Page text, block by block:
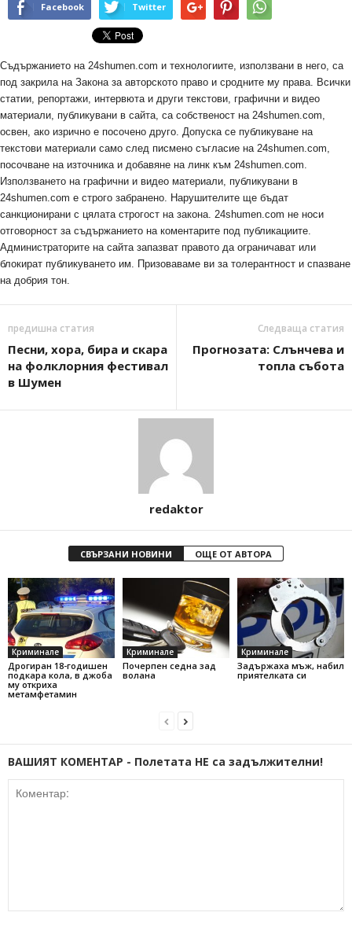
Facebook Twitter
Съдържанието на 24shumen.com и технологиите, използвани в него, са
под закрила на Закона за авторското право и сродните му права. Всички
статии, репортажи, интервюта и други текстови, графични и видео
материали, публикувани в сайта, са собственост на 24shumen.com,
освен, ако изрично е посочено друго. Допуска се публикуване на
текстови материали само след писмено съгласие на 24shumen.com,
посочване на източника и добавяне на линк към 24shumen.com.
Използването на графични и видео материали, публикувани в
24shumen.com е строго забранено. Нарушителите ще бъдат
санкционирани с цялата строгост на закона. 24shumen.com не носи
отговорност за съдържанието на коментарите под публикациите.
Администраторите на сайта запазват правото да ограничават или
блокират публикуването им. Призоваваме ви за толерантност и спазване
на добрия тон.
предишна статия
Песни, хора, бира и скара
на фолклорния фестивал
в Шумен
Следваща статия
Прогнозата: Слънчева и
топла събота
redaktor
СВЪРЗАНИ НОВИНИ ОЩЕ ОТ АВТОРА
Криминале
Дрогиран 18-годишен
подкара кола, в джоба
му откриха
метамфетамин
Криминале
Почерпен седна зад
волана
Криминале
Задържаха мъж, набил
приятелката си
ВАШИЯТ КОМЕНТАР - Полетата НЕ са задължителни!